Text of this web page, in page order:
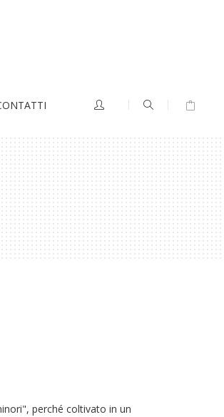
perché coltivato in un